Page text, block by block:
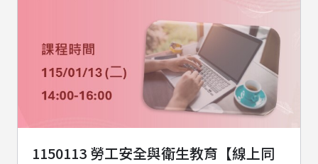
1150113 勞工安全與衛生教育【線上同